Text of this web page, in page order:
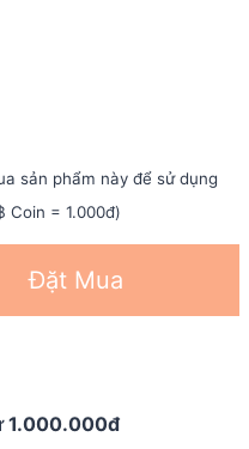
sản phẩm này để sử dụng
Coin = 1.000đ)
Đặt Mua
1.000.000đ